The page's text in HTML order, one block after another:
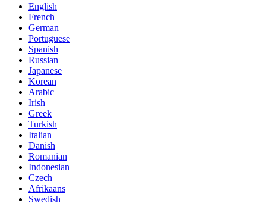
English
French
German
Portuguese
Spanish
Russian
Japanese
Korean
Arabic
Irish
Greek
Turkish
Italian
Danish
Romanian
Indonesian
Czech
Afrikaans
Swedish